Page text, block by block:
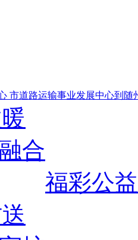
福彩公